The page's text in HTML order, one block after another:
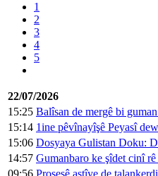
1
2
3
4
5
22/07/2026
15:25 Balîsan de mergê bi
15:14 1ine pêvînayîşê Peyasî
15:06 Dosyaya Gulistan Doku:
14:57 Gumanbaro ke şîdet cinî
09:56 Prosesê aştîye de